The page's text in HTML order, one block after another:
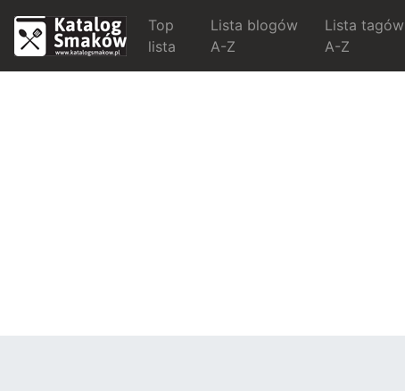
Top
lista
Lista blogów
A-Z
Lista tagów
A-Z